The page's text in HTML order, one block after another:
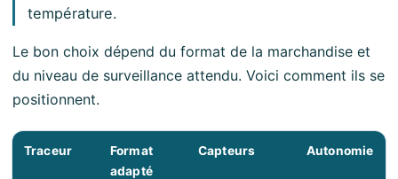
température.
Le bon choix dépend du format de la marchandise et
du niveau de surveillance attendu. Voici comment ils se
positionnent.
Traceur
Format
adapté
Capteurs Autonomie